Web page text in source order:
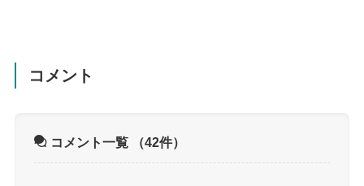
コメント
コメント一覧 （42件）